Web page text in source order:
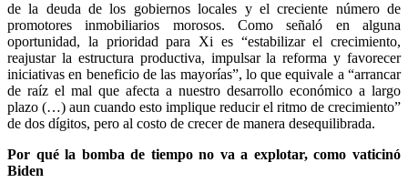
de la deuda de los gobiernos locales y el creciente número de
promotores inmobiliarios morosos. Como señaló en alguna
oportunidad, la prioridad para Xi es “estabilizar el crecimiento,
reajustar la estructura productiva, impulsar la reforma y favorecer
iniciativas en beneficio de las mayorías”, lo que equivale a “arrancar
de raíz el mal que afecta a nuestro desarrollo económico a largo
plazo (…) aun cuando esto implique reducir el ritmo de crecimiento”
de dos dígitos, pero al costo de crecer de manera desequilibrada.
Por qué la bomba de tiempo no va a explotar, como vaticinó
Biden